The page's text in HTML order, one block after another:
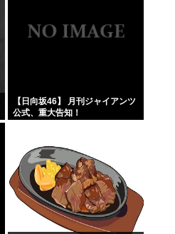
【日向坂46】 月刊ジャイアンツ
公式、重大告知！